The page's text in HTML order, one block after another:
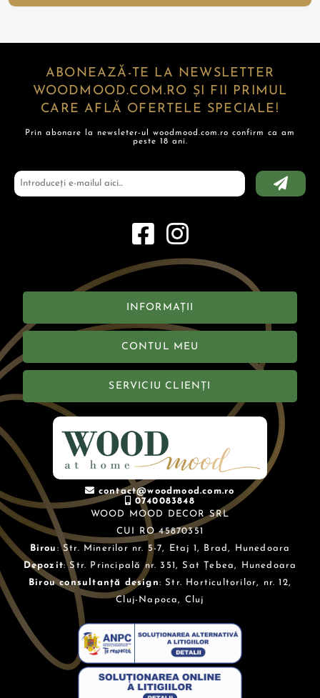
ABONEAZĂ-TE LA NEWSLETTER
WOODMOOD.COM.RO ȘI FII PRIMUL
CARE AFLĂ OFERTELE SPECIALE!
Prin abonare la newsleter-ul woodmood.com.ro confirm ca am
peste 18 ani.
INFORMAȚII
CONTUL MEU
SERVICIU CLIENȚI
contact@woodmood.com.ro
0740083848
WOOD MOOD DECOR SRL
CUI RO 45870351
Birou : Str. Minerilor nr. 5-7, Etaj 1, Brad, Hunedoara
Depozit: Str. Principală nr. 351, Sat Țebea, Hunedoara
Birou consultanță design: Str. Horticultorilor, nr. 12,
Cluj-Napoca, Cluj